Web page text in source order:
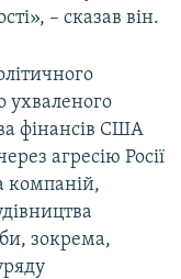
– сказав він.
ухваленого
фінансів США
агресію Росії
компаній,
зокрема,